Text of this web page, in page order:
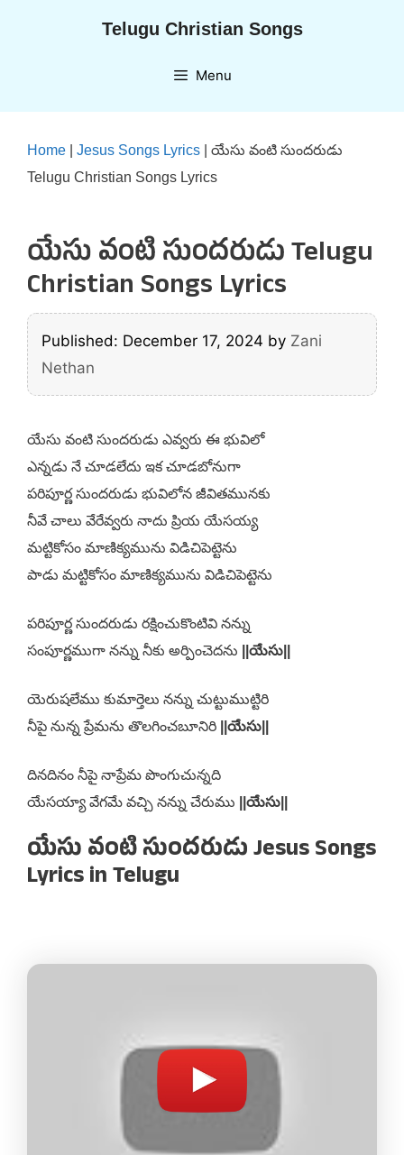
Telugu Christian Songs
Menu
Home Jesus Songs Lyrics
యేసు వంటి సుందరుడు
Telugu Christian Songs Lyrics
యేసు వంటి సుందరుడు Telugu
Christian Songs Lyrics
Published: December 17, 2024 by Zani
Nethan
యేసు వంటి సుందరుడు ఎవ్వరు ఈ భువిలో
ఎన్నడు నే చూడలేదు ఇక చూడబోనుగా
పరిపూర్ణ సుందరుడు భువిలోన జీవితమునకు
నీవే చాలు వేరేవ్వరు నాదు ప్రియ యేసయ్య
మట్టికోసం మాణిక్యమును విడిచిపెట్టెను
పాడు మట్టికోసం మాణిక్యమును విడిచిపెట్టెను
పరిపూర్ణ సుందరుడు రక్షించుకొంటివి నన్ను
సంపూర్ణముగా నన్ను నీకు అర్పించెదను
||యేసు||
యెరుషలేము కుమార్తెలు నన్ను చుట్టుముట్టిరి
నీపై నున్న ప్రేమను తొలగించబూనిరి
||యేసు||
దినదినం నీపై నాప్రేమ పొంగుచున్నది
యేసయ్యా వేగమే వచ్చి నన్ను చేరుము
||యేసు||
యేసు వంటి సుందరుడు Jesus Songs
Lyrics in Telugu